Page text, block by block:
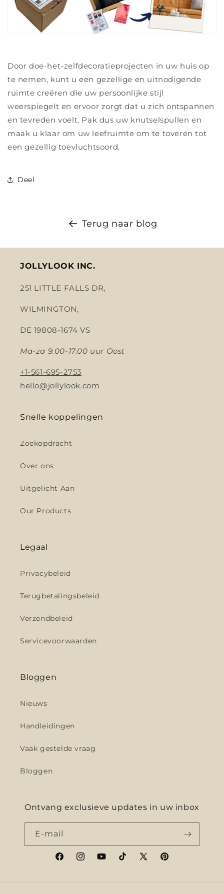
Door doe-het-zelfdecoratieprojecten in uw huis op
te nemen, kunt u een gezellige en uitnodigende
ruimte creëren die uw persoonlijke stijl
weerspiegelt en ervoor zorgt dat u zich ontspannen
en tevreden voelt. Pak dus uw knutselspullen en
maak u klaar om uw leefruimte om te toveren tot
een gezellig toevluchtsoord.
Deel
Terug naar blog
JOLLYLOOK INC.
251 LITTLE FALLS DR,
WILMINGTON,
DE 19808-1674 VS
Ma-za 9.00-17.00 uur Oost
+1-561-695-2753
hello@jollylook.com
Snelle koppelingen
Zoekopdracht
Over ons
Uitgelicht Aan
Our Products
Legaal
Privacybeleid
Terugbetalingsbeleid
Verzendbeleid
Servicevoorwaarden
Bloggen
Nieuws
Handleidingen
Vaak gestelde vraag
Bloggen
Ontvang exclusieve updates in uw inbox
E‑mail
FacebookInstagramYouTubeTikTokX
Pinterest